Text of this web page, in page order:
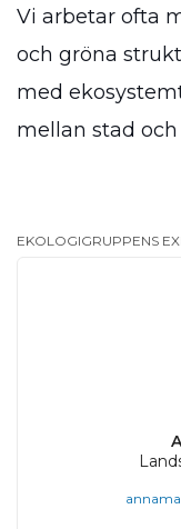
Vi arbetar ofta
och gröna
med
mellan stad och
EKOLOGIGRUPPENS